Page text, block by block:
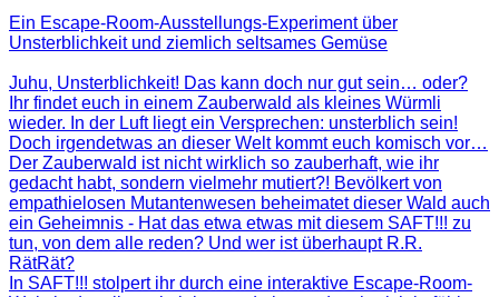
Ein Escape-Room-Ausstellungs-Experiment über
Unsterblichkeit und ziemlich seltsames Gemüse
Juhu, Unsterblichkeit! Das kann doch nur gut sein… oder?
Ihr findet euch in einem Zauberwald als kleines Würmli
wieder. In der Luft liegt ein Versprechen: unsterblich sein!
Doch irgendetwas an dieser Welt kommt euch komisch vor…
Der Zauberwald ist nicht wirklich so zauberhaft, wie ihr
gedacht habt, sondern vielmehr mutiert?! Bevölkert von
empathielosen Mutantenwesen beheimatet dieser Wald auch
ein Geheimnis - Hat das etwa etwas mit diesem SAFT!!! zu
tun, von dem alle reden? Und wer ist überhaupt R.R.
RätRät?
In SAFT!!! stolpert ihr durch eine interaktive Escape-Room-